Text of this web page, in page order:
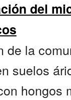
del
de la
suelos
hongos